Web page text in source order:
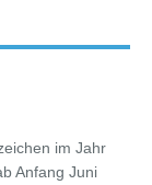
im Jahr
Anfang Juni